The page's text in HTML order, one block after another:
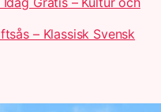
– Klassisk Svensk